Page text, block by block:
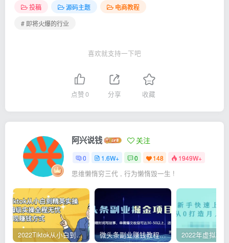
投稿
源码主题
电商教程
# 即将火爆的行业
喜欢就支持一下吧
点赞0 分享 收藏
阿兴说钱 关注
0 1.6W+ 0 148 1949W+
思维懒惰穷三代 , 行为懒惰毁一生 !
2022Tiktok从小白到精英实操，0-1保姆级实操全程无忧，多种变现赚钱方式 微头条副业赚钱教程，项目单号单天做到50-100+收益